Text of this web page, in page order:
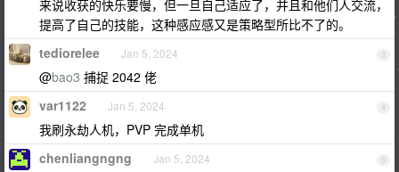
来说收获的快乐要慢，但一旦自己适应了，并且和他们人交流，
提高了自己的技能，这种感应感又是策略型所比不了的。
3
tediorelee Jan 5, 2024
@bao3 捕捉 2042 佬
4
var1122 Jan 5, 2024
我刷永劫人机，PVP 完成单机
5
chenliangngng Jan 5, 2024